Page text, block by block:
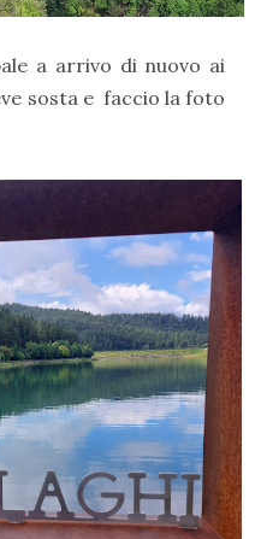
a arrivo di nuovo ai
sosta e faccio la foto